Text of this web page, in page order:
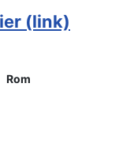
(link)
Rom